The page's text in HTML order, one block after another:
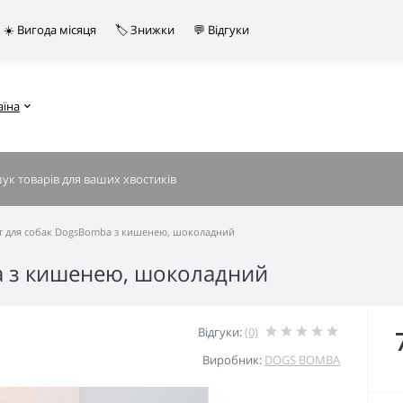
☀️ Вигода місяця 🏷️ Знижки 💬 Відгуки
для собак DogsBomba з кишенею, шоколадний
з кишенею, шоколадний
Відгуки:(0)
Виробник: DOGS BOMBA